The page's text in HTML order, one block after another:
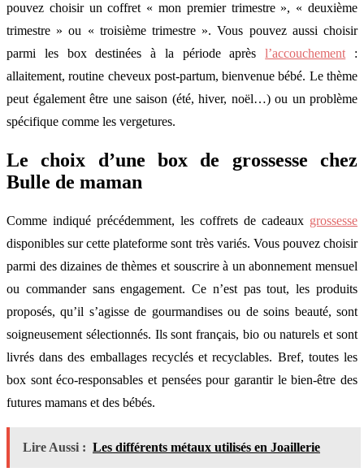
pouvez choisir un coffret « mon premier trimestre », « deuxième
trimestre » ou « troisième trimestre ». Vous pouvez aussi choisir
parmi les box destinées à la période aprèsl’accouchement:
allaitement, routine cheveux post-partum, bienvenue bébé. Le thème
peut également être une saison (été, hiver, noël…) ou un problème
spécifique comme les vergetures.
Le choix d’une box de grossesse chez
Bulle de maman
Comme indiqué précédemment, les coffrets de cadeaux grossesse
disponibles sur cette plateforme sont très variés. Vous pouvez choisir
parmi des dizaines de thèmes et souscrire à un abonnement mensuel
ou commander sans engagement. Ce n’est pas tout, les produits
proposés, qu’il s’agisse de gourmandises ou de soins beauté, sont
soigneusement sélectionnés. Ils sont français, bio ou naturels et sont
livrés dans des emballages recyclés et recyclables. Bref, toutes les
box sont éco-responsables et pensées pour garantir le bien-être des
futures mamans et des bébés.
Lire Aussi : Les différents métaux utilisés en Joaillerie